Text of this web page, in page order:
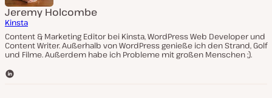
Jeremy Holcombe
Kinsta
Content & Marketing Editor bei Kinsta, WordPress Web Developer und
Content Writer. Außerhalb von WordPress genieße ich den Strand, Golf
und Filme. Außerdem habe ich Probleme mit großen Menschen ;).
L